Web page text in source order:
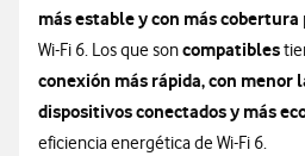
más estable y con más cobertura
Wi-Fi 6. Los que soncompatibles
conexión más rápida, con menor
dispositivos conectados y más
eficiencia energética de Wi-Fi 6.